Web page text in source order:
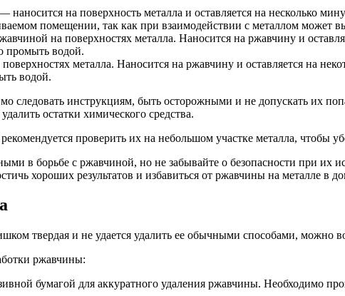
на поверхность металла и оставляется на несколько
помещении, так как при взаимодействии с металлом может
на поверхностях металла. Наносится на ржавчину и
промыть водой.
металла. Наносится на ржавчину и оставляется на
водой.
следовать инструкциям, быть осторожными и не допускать их
остатки химического средства.
проверить их на небольшом участке металла, чтобы
в борьбе с ржавчиной, но не забывайте о безопасности при их
хороших результатов и избавиться от ржавчины на металле в
твердая и не удается удалить ее обычными способами, можно
ржавчины:
бумагой для аккуратного удаления ржавчины. Необходимо